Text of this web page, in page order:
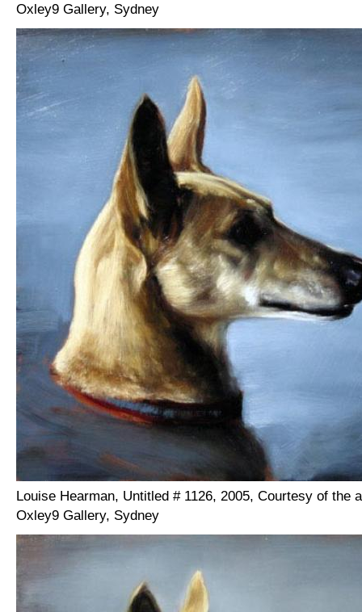
Oxley9 Gallery, Sydney
Louise Hearman, Untitled # 1126, 2005, Courtesy of the
Oxley9 Gallery, Sydney